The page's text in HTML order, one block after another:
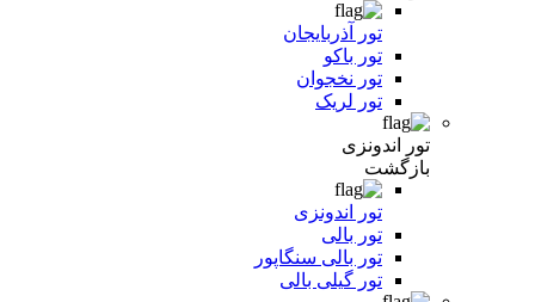
تور آذربایجان
تور باکو
تور نخجوان
تور لریک
تور اندونزی
بازگشت
تور اندونزی
تور بالی
تور بالی سنگاپور
تور گیلی بالی